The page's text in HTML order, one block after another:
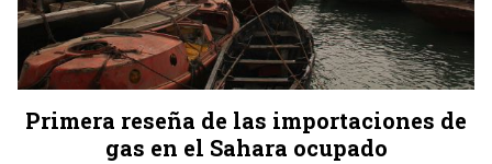
Primera reseña de las importaciones de
gas en el Sahara ocupado